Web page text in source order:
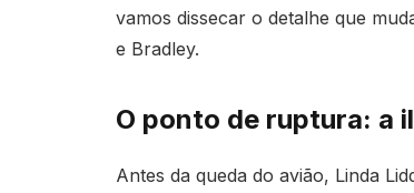
vamos dissecar o detalhe que
e Bradley.
O ponto de ruptura: a
Antes da queda do avião, Linda